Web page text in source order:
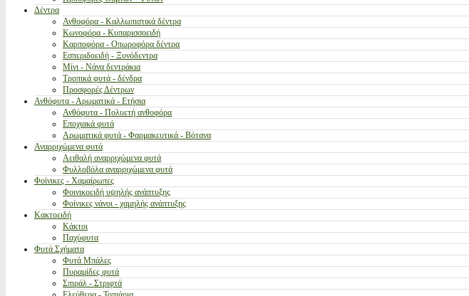
Δέντρα
Ανθοφόρα - Καλλωπιστικά δέντρα
Κωνοφόρα - Κυπαρισσοειδή
Καρποφόρα - Οπωροφόρα δέντρα
Εσπεριδοειδή - Ξυνόδεντρα
Μίνι - Νάνα δεντράκια
Τροπικά φυτά - δένδρα
Προσφορές Δέντρων
Ανθόφυτα - Αρωματικά - Ετήσια
Ανθόφυτα - Πολυετή ανθοφόρα
Εποχιακά φυτά
Αρωματικά φυτά - Φαρμακευτικά - Βότανα
Αναρριχώμενα φυτά
Αειθαλή αναρριχώμενα φυτά
Φυλλοβόλα αναρριχώμενα φυτά
Φοίνικες - Χαμαίρωπες
Φοινικοειδή υψηλής ανάπτυξης
Φοίνικες νάνοι - χαμηλής ανάπτυξης
Κακτοειδή
Κάκτοι
Παχύφυτα
Φυτά Σχήματα
Φυτά Μπάλες
Πυραμίδες φυτά
Σπιράλ - Στριφτά